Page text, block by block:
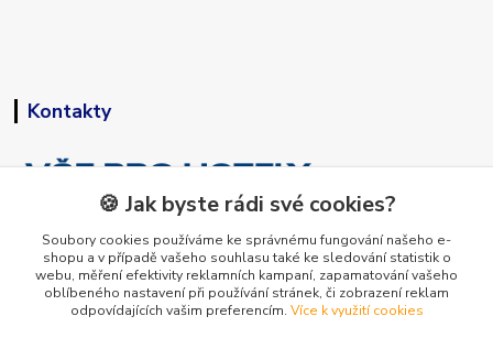
Kontakty
+420 773 794 023
Pondělí-pátek 9-15 hodin
🍪 Jak byste rádi své cookies?
Soubory cookies používáme ke správnému fungování našeho e-
shopu a v případě vašeho souhlasu také ke sledování statistik o
webu, měření efektivity reklamních kampaní, zapamatování vašeho
oblíbeného nastavení při používání stránek, či zobrazení reklam
odpovídajících vašim preferencím. Více k využití cookies